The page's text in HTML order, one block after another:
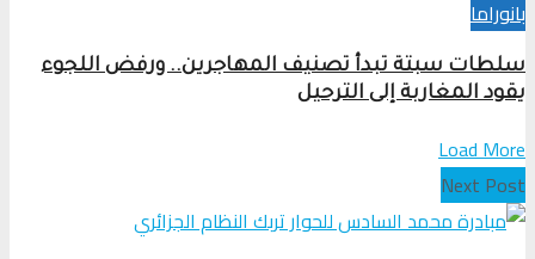
بانوراما
سلطات سبتة تبدأ تصنيف المهاجرين.. ورفض اللجوء
يقود المغاربة إلى الترحيل
Load More
Next Post